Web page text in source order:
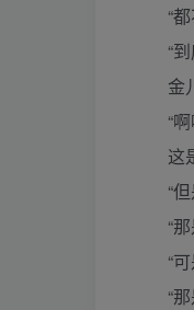
“都不
“到底
金儿
“啊
这是
“但是
“那
“可是
“那